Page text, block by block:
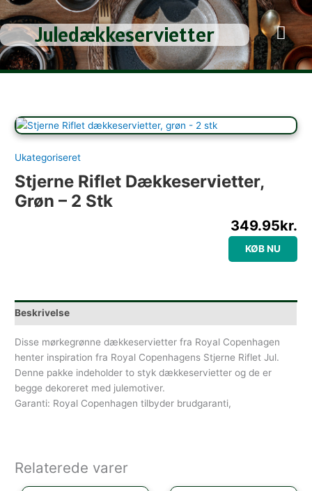
Gå
til
indholdetJuledækkeservietter
Ukategoriseret
Stjerne Riflet Dækkeservietter,
Grøn – 2 Stk
349.95kr.
KØB NU
Beskrivelse
Disse mørkegrønne dækkeservietter fra Royal Copenhagen
henter inspiration fra Royal Copenhagens Stjerne Riflet Jul.
Denne pakke indeholder to styk dækkeservietter og de er
begge dekoreret med julemotiver.
Garanti: Royal Copenhagen tilbyder brudgaranti,
Relaterede varer